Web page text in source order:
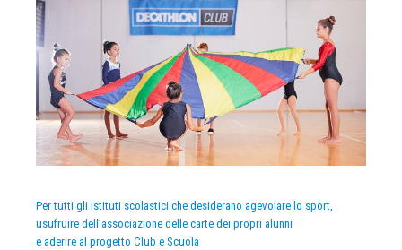
Per tutti gli istituti scolastici che desiderano agevolare lo sport,
usufruire dell’associazione delle carte dei propri alunni
e aderire al progetto Club e Scuola